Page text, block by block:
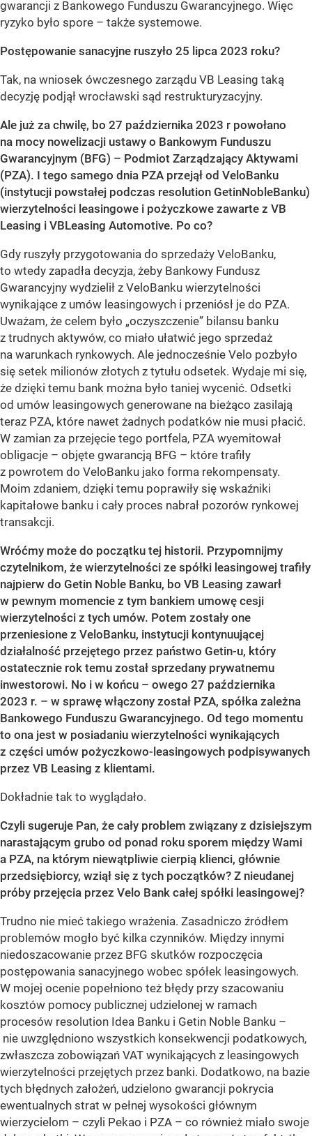
gwarancji z Bankowego Funduszu Gwarancyjnego. Więc
ryzyko było spore – także systemowe.
Postępowanie sanacyjne ruszyło 25 lipca 2023 roku?
Tak, na wniosek ówczesnego zarządu VB Leasing taką
decyzję podjął wrocławski sąd restrukturyzacyjny.
Ale już za chwilę, bo 27 października 2023 r powołano
na mocy nowelizacji ustawy o Bankowym Funduszu
Gwarancyjnym (BFG) – Podmiot Zarządzający Aktywami
(PZA). I tego samego dnia PZA przejął od VeloBanku
(instytucji powstałej podczas resolution GetinNobleBanku)
wierzytelności leasingowe i pożyczkowe zawarte z VB
Leasing i VBLeasing Automotive. Po co?
Gdy ruszyły przygotowania do sprzedaży VeloBanku,
to wtedy zapadła decyzja, żeby Bankowy Fundusz
Gwarancyjny wydzielił z VeloBanku wierzytelności
wynikające z umów leasingowych i przeniósł je do PZA.
Uważam, że celem było „oczyszczenie” bilansu banku
z trudnych aktywów, co miało ułatwić jego sprzedaż
na warunkach rynkowych. Ale jednocześnie Velo pozbyło
się setek milionów złotych z tytułu odsetek. Wydaje mi się,
że dzięki temu bank można było taniej wycenić. Odsetki
od umów leasingowych generowane na bieżąco zasilają
teraz PZA, które nawet żadnych podatków nie musi płacić.
W zamian za przejęcie tego portfela, PZA wyemitował
obligacje – objęte gwarancją BFG – które trafiły
z powrotem do VeloBanku jako forma rekompensaty.
Moim zdaniem, dzięki temu poprawiły się wskaźniki
kapitałowe banku i cały proces nabrał pozorów rynkowej
transakcji.
Wróćmy może do początku tej historii. Przypomnijmy
czytelnikom, że wierzytelności ze spółki leasingowej trafiły
najpierw do Getin Noble Banku, bo VB Leasing zawarł
w pewnym momencie z tym bankiem umowę cesji
wierzytelności z tych umów. Potem zostały one
przeniesione z VeloBanku, instytucji kontynuującej
działalność przejętego przez państwo Getin-u, który
ostatecznie rok temu został sprzedany prywatnemu
inwestorowi. No i w końcu – owego 27 października
2023 r. – w sprawę włączony został PZA, spółka zależna
Bankowego Funduszu Gwarancyjnego. Od tego momentu
to ona jest w posiadaniu wierzytelności wynikających
z części umów pożyczkowo-leasingowych podpisywanych
przez VB Leasing z klientami.
Dokładnie tak to wyglądało.
Czyli sugeruje Pan, że cały problem związany z dzisiejszym
narastającym grubo od ponad roku sporem między Wami
a PZA, na którym niewątpliwie cierpią klienci, głównie
przedsiębiorcy, wziął się z tych początków? Z nieudanej
próby przejęcia przez Velo Bank całej spółki leasingowej?
Trudno nie mieć takiego wrażenia. Zasadniczo źródłem
problemów mogło być kilka czynników. Między innymi
niedoszacowanie przez BFG skutków rozpoczęcia
postępowania sanacyjnego wobec spółek leasingowych.
W mojej ocenie popełniono też błędy przy szacowaniu
kosztów pomocy publicznej udzielonej w ramach
procesów resolution Idea Banku i Getin Noble Banku –
nie uwzględniono wszystkich konsekwencji podatkowych,
zwłaszcza zobowiązań VAT wynikających z leasingowych
wierzytelności przejętych przez banki. Dodatkowo, na bazie
tych błędnych założeń, udzielono gwarancji pokrycia
ewentualnych strat w pełnej wysokości głównym
wierzycielom – czyli Pekao i PZA – co również miało swoje